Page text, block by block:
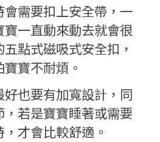
需要扣上安全帶，一
一直動來動去就會很
點式磁吸式安全扣，
寶不耐煩。
也要有加寬設計，同
若是寶寶睡著或需要
才會比較舒適。